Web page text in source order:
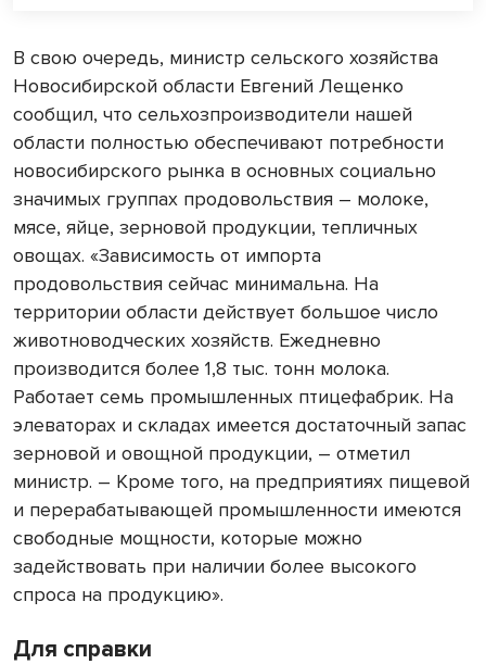
В свою очередь, министр сельского хозяйства
Новосибирской области Евгений Лещенко
сообщил, что сельхозпроизводители нашей
области полностью обеспечивают потребности
новосибирского рынка в основных социально
значимых группах продовольствия – молоке,
мясе, яйце, зерновой продукции, тепличных
овощах. «Зависимость от импорта
продовольствия сейчас минимальна. На
территории области действует большое число
животноводческих хозяйств. Ежедневно
производится более 1,8 тыс. тонн молока.
Работает семь промышленных птицефабрик. На
элеваторах и складах имеется достаточный запас
зерновой и овощной продукции, – отметил
министр. – Кроме того, на предприятиях пищевой
и перерабатывающей промышленности имеются
свободные мощности, которые можно
задействовать при наличии более высокого
спроса на продукцию».
Для справки